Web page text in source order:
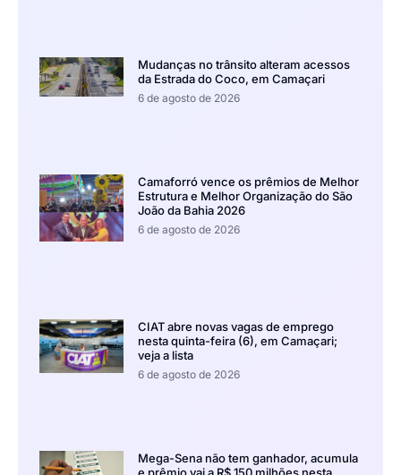
Mudanças no trânsito alteram acessos
da Estrada do Coco, em Camaçari
6 de agosto de 2026
Camaforró vence os prêmios de Melhor
Estrutura e Melhor Organização do São
João da Bahia 2026
6 de agosto de 2026
CIAT abre novas vagas de emprego
nesta quinta-feira (6), em Camaçari;
veja a lista
6 de agosto de 2026
Mega-Sena não tem ganhador, acumula